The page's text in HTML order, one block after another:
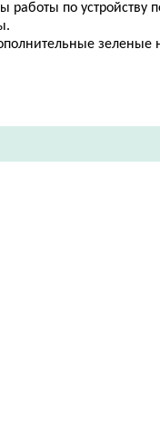
работы по устройству
зеленые